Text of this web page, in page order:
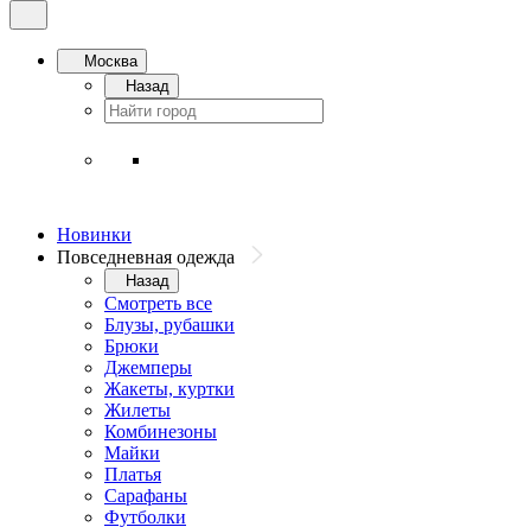
Москва
Назад
Новинки
Повседневная одежда
Назад
Смотреть все
Блузы, рубашки
Брюки
Джемперы
Жакеты, куртки
Жилеты
Комбинезоны
Майки
Платья
Сарафаны
Футболки